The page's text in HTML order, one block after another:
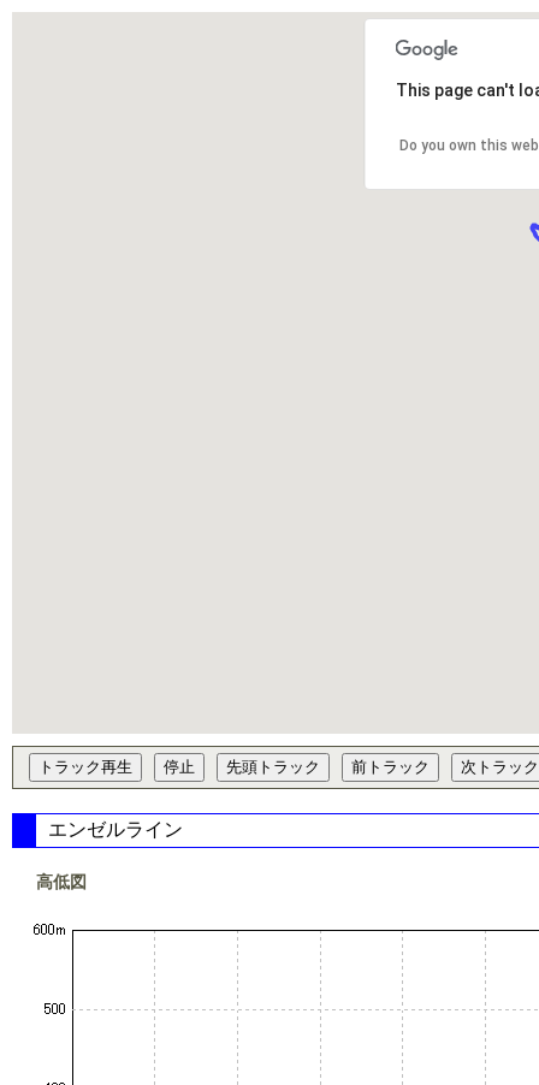
This page can't
Do you own this
エンゼルライン
高低図